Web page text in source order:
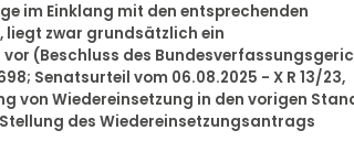
im Einklang mit den entsprechenden
liegt zwar grundsätzlich ein
(Beschluss des
Senatsurteil vom 06.08.2025 - X R 13/23,
von Wiedereinsetzung in den vorigen
des Wiedereinsetzungsantrags